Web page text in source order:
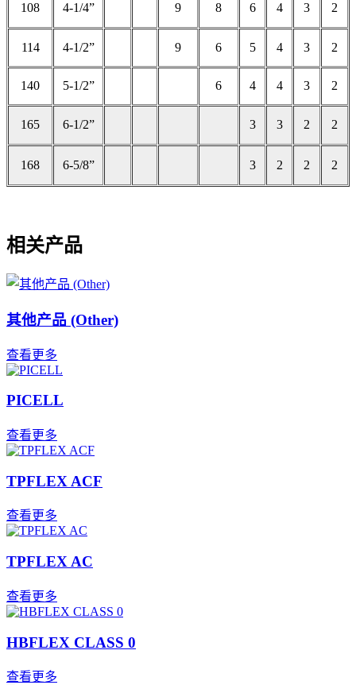
108 4-1/4” 9 8 6 4 3 2
114 4-1/2” 9 6 5 4 3 2
140 5-1/2” 6 4 4 3 2
165 6-1/2” 3 3 2 2
168 6-5/8” 3 2 2 2
相关产品
其他产品 (Other)
查看更多
PICELL
查看更多
TPFLEX ACF
查看更多
TPFLEX AC
查看更多
HBFLEX CLASS 0
查看更多